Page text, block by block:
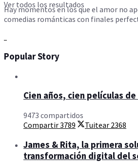
Ver todos los resultados
Hay momentos en los que el amor no
comedias románticas con finales
Popular Story
Cien años, cien películas
9473 compartidos
Compartir3789 Tuitear 2368
James & Rita, la primera
transformación digital del